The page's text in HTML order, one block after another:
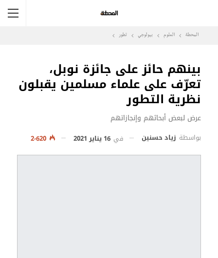
المحطة العلوم بيولوجي تطور
بينهم حائز على جائزة نوبل،
تعرّف على علماء مسلمين يقبلون
نظرية التطور
عرض لبعض أبحاثهم وإنجازاتهم
بواسطة زياد حسنين في 16 يناير 2021